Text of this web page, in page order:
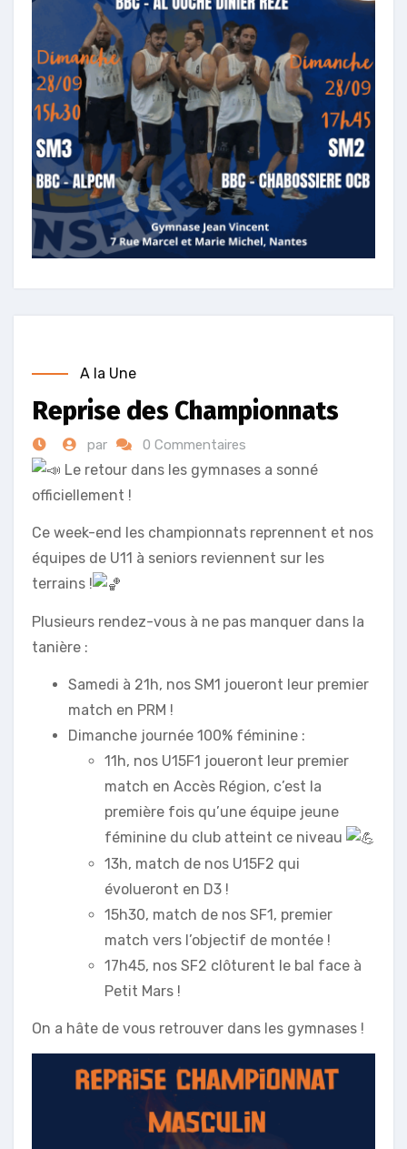
A la Une
Reprise des Championnats
par 0 Commentaires
Le retour dans les gymnases a sonné
officiellement !
Ce week-end les championnats reprennent et nos
équipes de U11 à seniors reviennent sur les
terrains !
Plusieurs rendez-vous à ne pas manquer dans la
tanière :
Samedi à 21h, nos SM1 joueront leur premier
match en PRM !
Dimanche journée 100% féminine :
11h, nos U15F1 joueront leur premier
match en Accès Région, c’est la
première fois qu’une équipe jeune
féminine du club atteint ce niveau
13h, match de nos U15F2 qui
évolueront en D3 !
15h30, match de nos SF1, premier
match vers l’objectif de montée !
17h45, nos SF2 clôturent le bal face à
Petit Mars !
On a hâte de vous retrouver dans les gymnases !